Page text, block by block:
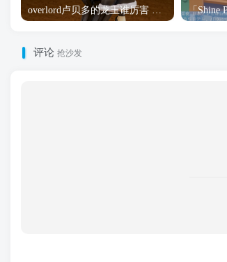
overlord卢贝多的龙王谁厉害 「Overlord」露普斯蕾琪娜·贝塔手办开订
评论 抢沙发